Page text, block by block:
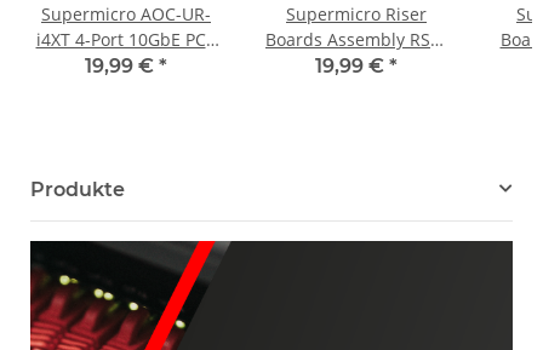
Supermicro AOC-UR-
i4XT 4-Port 10GbE PCI-
Express x8 3.0 Ultra
19,99 € *
Supermicro Riser
Boards Assembly RSC-
R1UW-2E16 +RSC-
19,99 € *
Produkte